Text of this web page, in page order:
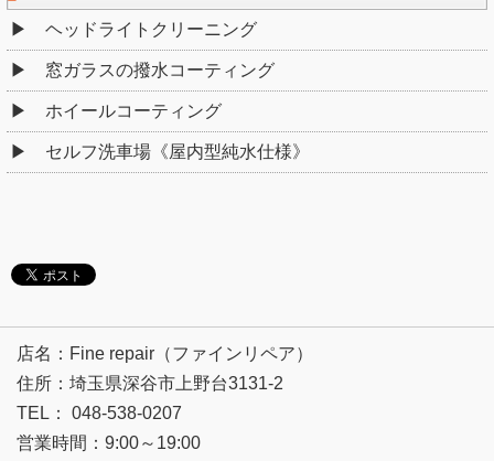
ヘッドライトクリーニング
窓ガラスの撥水コーティング
ホイールコーティング
セルフ洗車場《屋内型純水仕様》
店名：Fine repair（ファインリペア）
住所：埼玉県深谷市上野台3131-2
TEL： 048-538-0207
営業時間：9:00～19:00